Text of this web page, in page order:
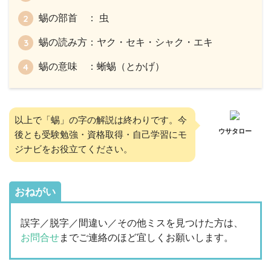
蜴の部首 ： 虫
蜴の読み方：ヤク・セキ・シャク・エキ
蜴の意味 ：蜥蜴（とかげ）
以上で「蜴」の字の解説は終わりです。今
後とも受験勉強・資格取得・自己学習にモ
ジナビをお役立てください。
ウサタロー
おねがい
誤字／脱字／間違い／その他ミスを見つけた方は、
お問合せまでご連絡のほど宜しくお願いします。